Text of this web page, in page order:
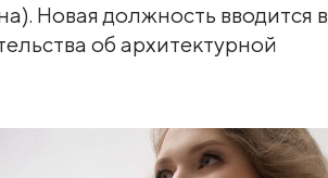
Новая должность вводится в
об архитектурной